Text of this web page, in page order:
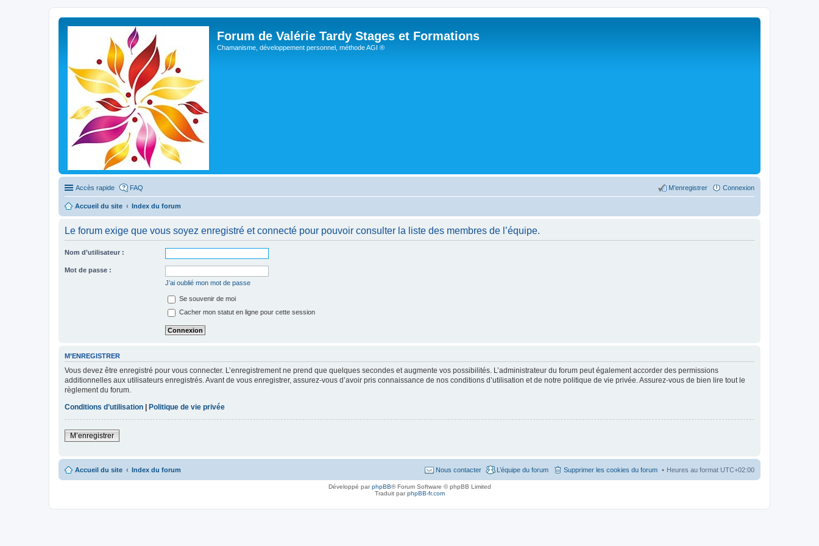
Forum de Valérie Tardy Stages et Formations
Chamanisme, développement personnel, méthode AGI ®
Accès rapide FAQ Connexion
M’enregistrer
Accueil du site Index du forum
Le forum exige que vous soyez enregistré et connecté pour pouvoir consulter la liste des membres de l’équipe.
Nom d’utilisateur :
Mot de passe :
J’ai oublié mon mot de passe
Se souvenir de moi
Cacher mon statut en ligne pour cette session
M’ENREGISTRER
Vous devez être enregistré pour vous connecter. L’enregistrement ne prend que quelques secondes et augmente vos possibilités. L’administrateur du forum peut également accorder des permissions
additionnelles aux utilisateurs enregistrés. Avant de vous enregistrer, assurez-vous d’avoir pris connaissance de nos conditions d’utilisation et de notre politique de vie privée. Assurez-vous de bien lire tout le
règlement du forum.
Conditions d’utilisation | Politique de vie privée
M’enregistrer
Accueil du site Index du forum Heures au format UTC+02:00
Supprimer les cookies du forum
L’équipe du forum
Nous contacter
Développé parphpBB® Forum Software © phpBB Limited
Traduit parphpBB-fr.com